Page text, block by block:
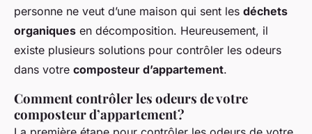
personne ne veut d’une maison qui sent les déchets
organiques en décomposition. Heureusement, il
existe plusieurs solutions pour contrôler les odeurs
dans votre composteur d’appartement.
Comment contrôler les odeurs de votre
composteur d’appartement?